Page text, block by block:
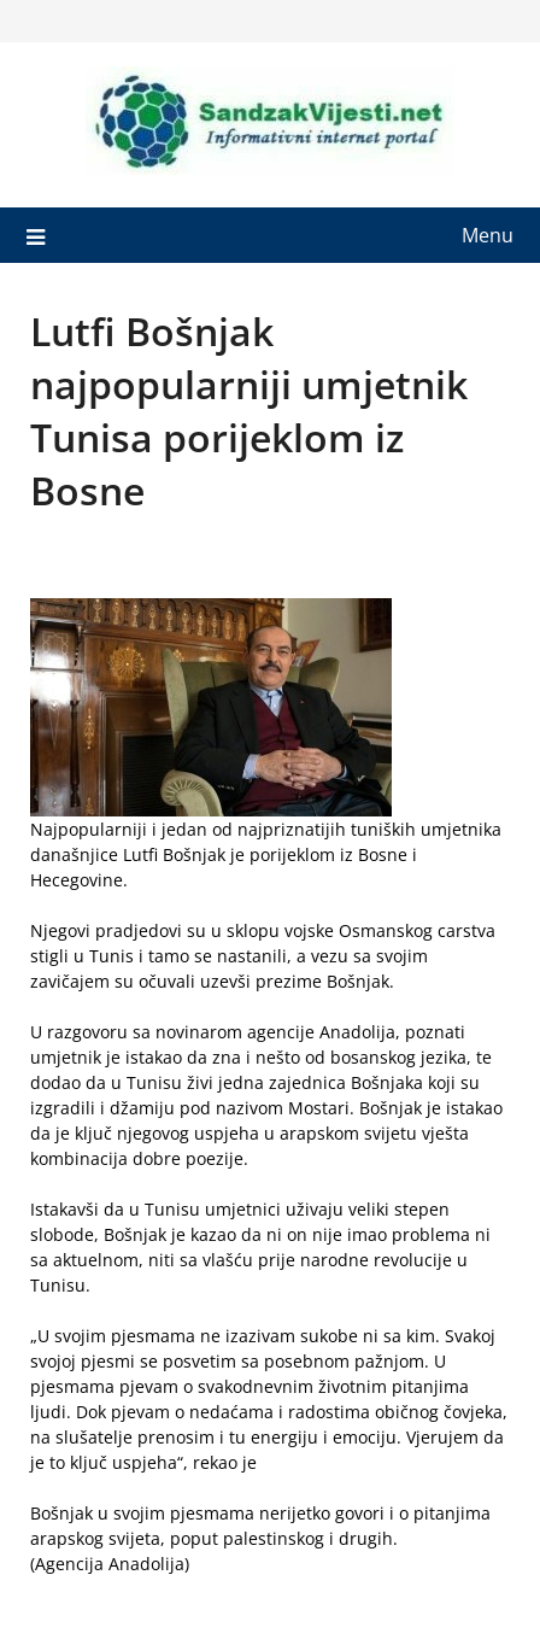
Menu
Lutfi Bošnjak
najpopularniji umjetnik
Tunisa porijeklom iz
Bosne
Najpopularniji i jedan od najpriznatijih tuniških umjetnika
današnjice Lutfi Bošnjak je porijeklom iz Bosne i
Hecegovine.
Njegovi pradjedovi su u sklopu vojske Osmanskog carstva
stigli u Tunis i tamo se nastanili, a vezu sa svojim
zavičajem su očuvali uzevši prezime Bošnjak.
U razgovoru sa novinarom agencije Anadolija, poznati
umjetnik je istakao da zna i nešto od bosanskog jezika, te
dodao da u Tunisu živi jedna zajednica Bošnjaka koji su
izgradili i džamiju pod nazivom Mostari. Bošnjak je istakao
da je ključ njegovog uspjeha u arapskom svijetu vješta
kombinacija dobre poezije.
Istakavši da u Tunisu umjetnici uživaju veliki stepen
slobode, Bošnjak je kazao da ni on nije imao problema ni
sa aktuelnom, niti sa vlašću prije narodne revolucije u
Tunisu.
„U svojim pjesmama ne izazivam sukobe ni sa kim. Svakoj
svojoj pjesmi se posvetim sa posebnom pažnjom. U
pjesmama pjevam o svakodnevnim životnim pitanjima
ljudi. Dok pjevam o nedaćama i radostima običnog čovjeka,
na slušatelje prenosim i tu energiju i emociju. Vjerujem da
je to ključ uspjeha“, rekao je
Bošnjak u svojim pjesmama nerijetko govori i o pitanjima
arapskog svijeta, poput palestinskog i drugih.
(Agencija Anadolija)